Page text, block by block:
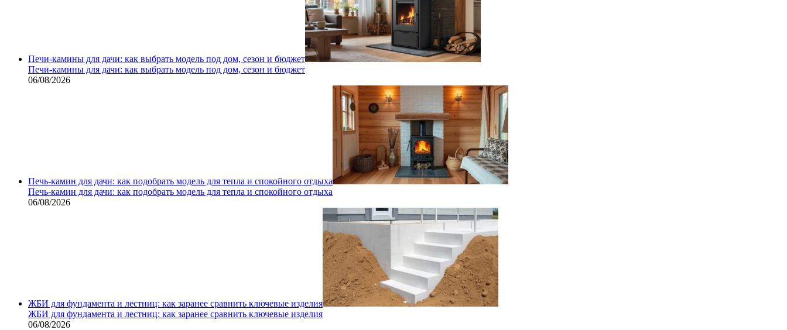
Печи-камины для дачи: как выбрать модель под дом, сезон и бюджет
Печи-камины для дачи: как выбрать модель под дом, сезон и бюджет
06/08/2026
Печь-камин для дачи: как подобрать модель для тепла и спокойного отдыха
Печь-камин для дачи: как подобрать модель для тепла и спокойного отдыха
06/08/2026
ЖБИ для фундамента и лестниц: как заранее сравнить ключевые изделия
ЖБИ для фундамента и лестниц: как заранее сравнить ключевые изделия
06/08/2026